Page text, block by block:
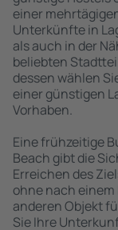
einer
Unterkünfte in
als auch in der
beliebten
dessen wählen
einer günstigen
Vorhaben.
Eine frühzeitige
Beach gibt die
Erreichen des
ohne nach
anderen Objekt
Sie Ihre